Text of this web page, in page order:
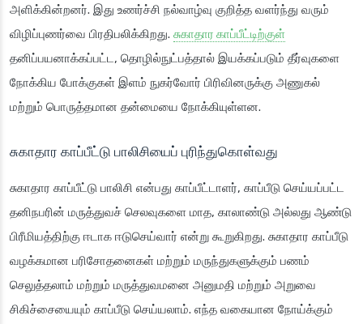
அளிக்கின்றனர். இது உணர்ச்சி நல்வாழ்வு குறித்த வளர்ந்து வரும்
விழிப்புணர்வை பிரதிபலிக்கிறது. சுகாதார காப்பீட்டிற்குள்
தனிப்பயனாக்கப்பட்ட, தொழில்நுட்பத்தால் இயக்கப்படும் தீர்வுகளை
நோக்கிய போக்குகள் இளம் நுகர்வோர் பிரிவினருக்கு அணுகல்
மற்றும் பொருத்தமான தன்மையை நோக்கியுள்ளன.
சுகாதார காப்பீட்டு பாலிசியைப் புரிந்துகொள்வது
சுகாதார காப்பீட்டு பாலிசி என்பது காப்பீட்டாளர், காப்பீடு செய்யப்பட்ட
தனிநபரின் மருத்துவச் செலவுகளை மாத, காலாண்டு அல்லது ஆண்டு
பிரீமியத்திற்கு ஈடாக ஈடுசெய்வார் என்று கூறுகிறது. சுகாதார காப்பீடு
வழக்கமான பரிசோதனைகள் மற்றும் மருந்துகளுக்கும் பணம்
செலுத்தலாம் மற்றும் மருத்துவமனை அனுமதி மற்றும் அறுவை
சிகிச்சையையும் காப்பீடு செய்யலாம். எந்த வகையான நோய்க்கும்